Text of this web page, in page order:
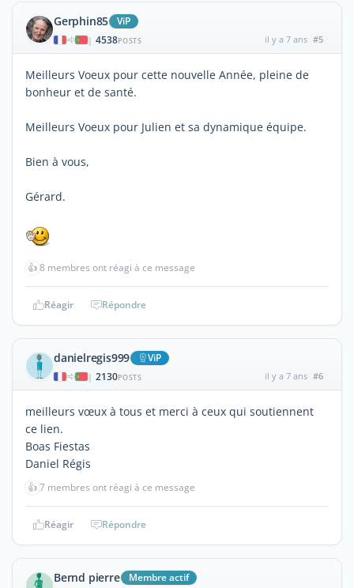
Gerphin85 ViP
| 4538POSTS il y a 7 ans #5
Meilleurs Voeux pour cette nouvelle Année, pleine de
bonheur et de santé.
Meilleurs Voeux pour Julien et sa dynamique équipe.
Bien à vous,
Gérard.
👍8 membres ont réagi à ce message
Réagir Répondre
danielregis999 ViP
| 2130POSTS il y a 7 ans #6
meilleurs vœux à tous et merci à ceux qui soutiennent
ce lien.
Boas Fiestas
Daniel Régis
👍7 membres ont réagi à ce message
Réagir Répondre
Bernd pierre Membre actif